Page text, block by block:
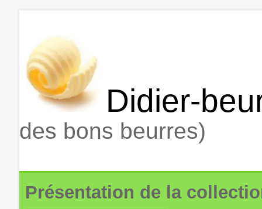
Didier-
des bons beurres)
Présentation de la